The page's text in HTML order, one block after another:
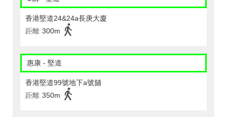
香港堅道24&24a長庚大廈
距離 300m
惠康 - 堅道
香港堅道99號地下a號舖
距離 350m